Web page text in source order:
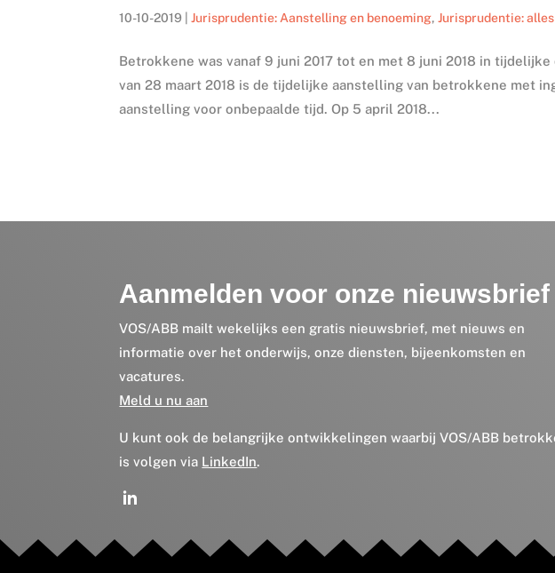
10-10-2019 |Jurisprudentie: Aanstelling en benoeming,Jurisprudentie: alles
Betrokkene was vanaf 9 juni 2017 tot en met 8 juni 2018 in
van 28 maart 2018 is de tijdelijke aanstelling van betrokkene met
aanstelling voor onbepaalde tijd. Op 5 april 2018...
Aanmelden voor onze nieuwsbrief
VOS/ABB mailt wekelijks een gratis nieuwsbrief, met nieuws en
informatie over het onderwijs, onze diensten, bijeenkomsten en
vacatures.
Meld u nu aan
U kunt ook de belangrijke ontwikkelingen waarbij VOS/ABB
is volgen via LinkedIn.